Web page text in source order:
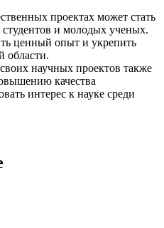
проектах может стать
и молодых ученых.
ценный опыт и укрепить
области.
научных проектов также
качества
интерес к науке среди